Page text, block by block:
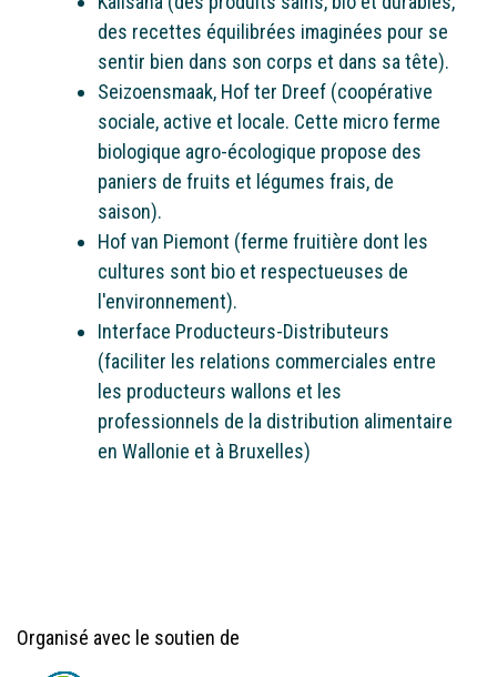
des recettes équilibrées imaginées pour se
sentir bien dans son corps et dans sa tête).
Seizoensmaak, Hof ter Dreef (coopérative
sociale, active et locale. Cette micro ferme
biologique agro-écologique propose des
paniers de fruits et légumes frais, de
saison).
Hof van Piemont (ferme fruitière dont les
cultures sont bio et respectueuses de
l'environnement).
Interface Producteurs-Distributeurs
(faciliter les relations commerciales entre
les producteurs wallons et les
professionnels de la distribution alimentaire
en Wallonie et à Bruxelles)
Organisé avec le soutien de